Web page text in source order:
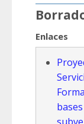
Enlaces